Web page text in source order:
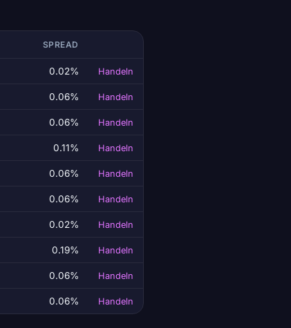
SPREAD
0.02% Handeln
0.06% Handeln
0.06% Handeln
0.11% Handeln
0.06% Handeln
0.06% Handeln
0.02% Handeln
0.19% Handeln
0.06% Handeln
0.06% Handeln